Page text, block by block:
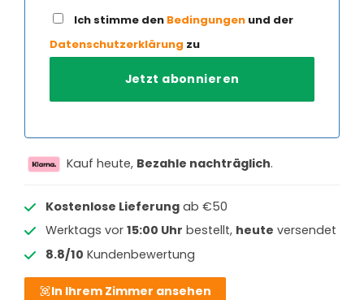
Ich stimme den Bedingungen und der
Datenschutzerklärung zu
Kauf heute, Bezahle nachträglich.
Kostenlose Lieferungab €50
Werktags vor 15:00 Uhr bestellt, heute versendet
8.8/10 Kundenbewertung
In Ihrem Zimmer ansehen